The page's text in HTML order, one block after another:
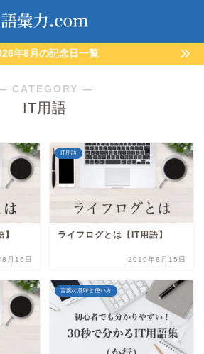
年8月の記念日一覧
CATEGORY ―
IT用語
月16日
IT用語
ライフログとは【IT用語】
2019年8月15日
言葉の意味と使い方